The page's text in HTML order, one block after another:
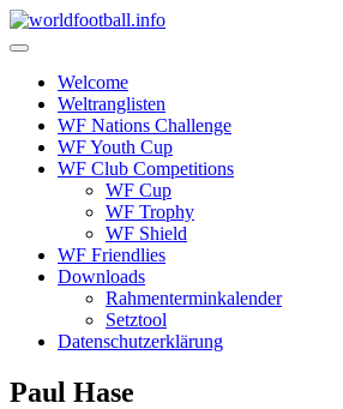
Skip
to
Welcome
Weltranglisten
WF Nations Challenge
WF Youth Cup
WF Club Competitions
WF Cup
WF Trophy
WF Shield
WF Friendlies
Downloads
Rahmenterminkalender
Setztool
Datenschutzerklärung
Paul Hase